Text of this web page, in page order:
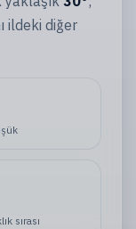
ildeki diğer
sırası